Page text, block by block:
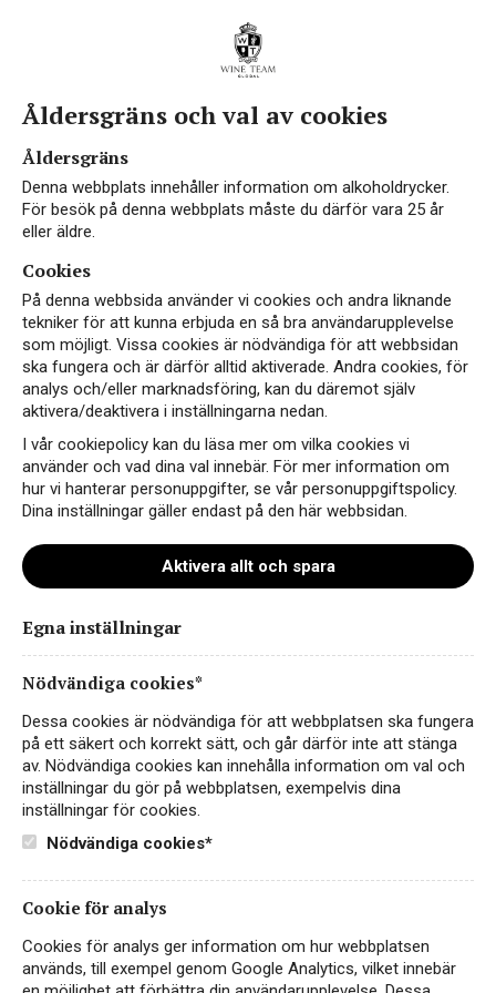
74325_Amicale_BIB_glitter_web
Instagram
Facebook
Åldersgräns och val av cookies
Åldersgräns
Denna webbplats innehåller information om alkoholdrycker.
För besök på denna webbplats måste du därför vara 25 år
eller äldre.
Cookies
På denna webbsida använder vi cookies och andra liknande
tekniker för att kunna erbjuda en så bra användarupplevelse
som möjligt. Vissa cookies är nödvändiga för att webbsidan
ska fungera och är därför alltid aktiverade. Andra cookies, för
analys och/eller marknadsföring, kan du däremot själv
aktivera/deaktivera i inställningarna nedan.
I vår cookiepolicy kan du läsa mer om vilka cookies vi
använder och vad dina val innebär. För mer information om
hur vi hanterar personuppgifter, se vår personuppgiftspolicy.
Dina inställningar gäller endast på den här webbsidan.
Aktivera allt och spara
Egna inställningar
Nödvändiga cookies*
Dessa cookies är nödvändiga för att webbplatsen ska fungera
på ett säkert och korrekt sätt, och går därför inte att stänga
av. Nödvändiga cookies kan innehålla information om val och
inställningar du gör på webbplatsen, exempelvis dina
inställningar för cookies.
Nödvändiga cookies*
Cookie för analys
Cookies för analys ger information om hur webbplatsen
används, till exempel genom Google Analytics, vilket innebär